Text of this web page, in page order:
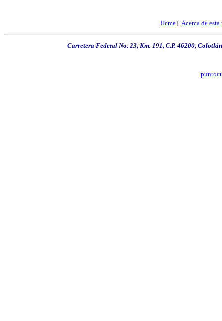
[Home] [Acerca de esta
Carretera Federal No. 23, Km. 191, C.P. 46200,